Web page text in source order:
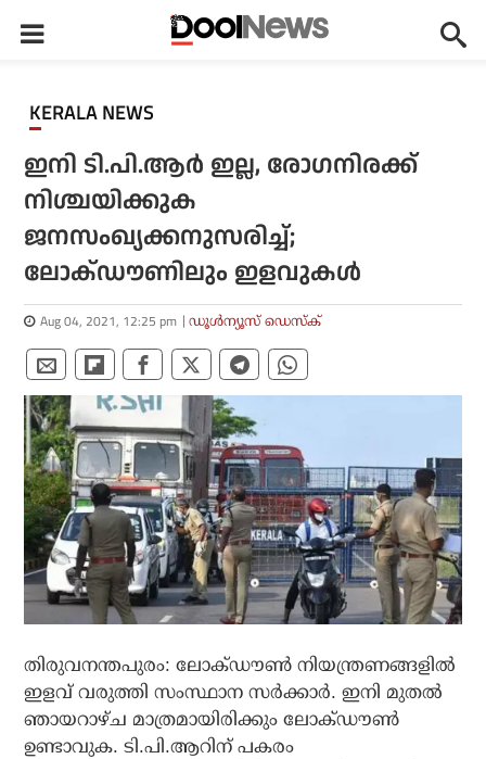
KERALA NEWS
ഇനി ടി.പി.ആര്‍ ഇല്ല, രോഗനിരക്ക്
നിശ്ചയിക്കുക
ജനസംഖ്യക്കനുസരിച്ച്;
ലോക്ഡൗണിലും ഇളവുകള്‍
Aug 04, 2021, 12:25 pm ഡൂള്‍ന്യൂസ് ഡെസ്‌ക്
തിരുവനന്തപുരം: ലോക്ഡൗണ്‍ നിയന്ത്രണങ്ങളില്‍
ഇളവ് വരുത്തി സംസ്ഥാന സര്‍ക്കാര്‍. ഇനി മുതല്‍
ഞായറാഴ്ച മാത്രമായിരിക്കും ലോക്ഡൗണ്‍
ഉണ്ടാവുക. ടി.പി.ആറിന് പകരം